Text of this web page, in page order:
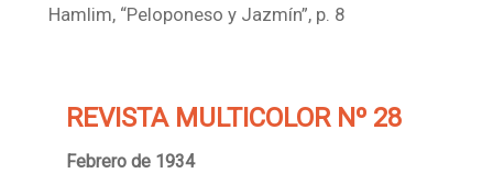
Hamlim, “Peloponeso y Jazmín”, p. 8
REVISTA MULTICOLOR Nº 28
Febrero de 1934